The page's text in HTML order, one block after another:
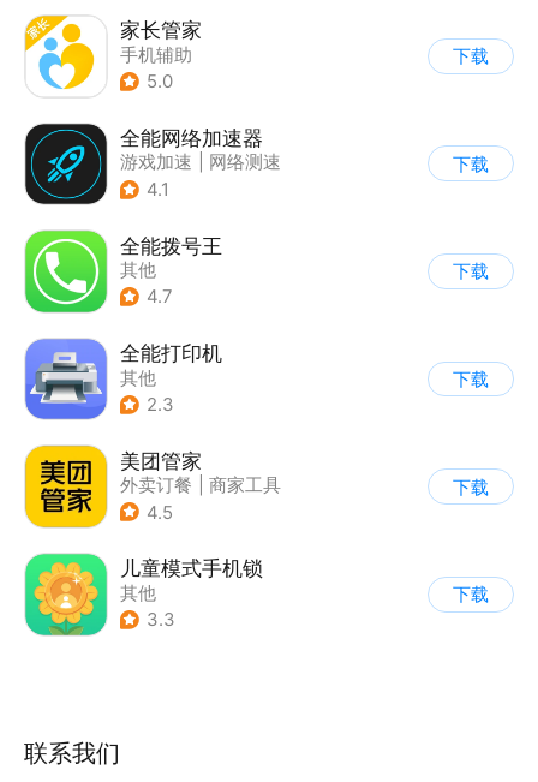
家长管家
手机辅助
5.0
下载
全能网络加速器
游戏加速
网络测速
4.1
下载
全能拨号王
其他
4.7
下载
全能打印机
其他
2.3
下载
美团管家
外卖订餐
商家工具
4.5
下载
儿童模式手机锁
其他
3.3
下载
联系我们